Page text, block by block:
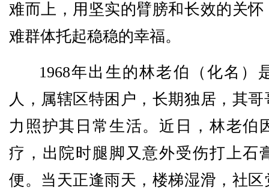
难而上，用坚实的臂膀和长效的关
难群体托起稳稳的幸福。
1968年出生的林老伯（化名）
人，属辖区特困户，长期独居，其
力照护其日常生活。近日，林老伯
疗，出院时腿脚又意外受伤打上石
便。当天正逢雨天，楼梯湿滑，社